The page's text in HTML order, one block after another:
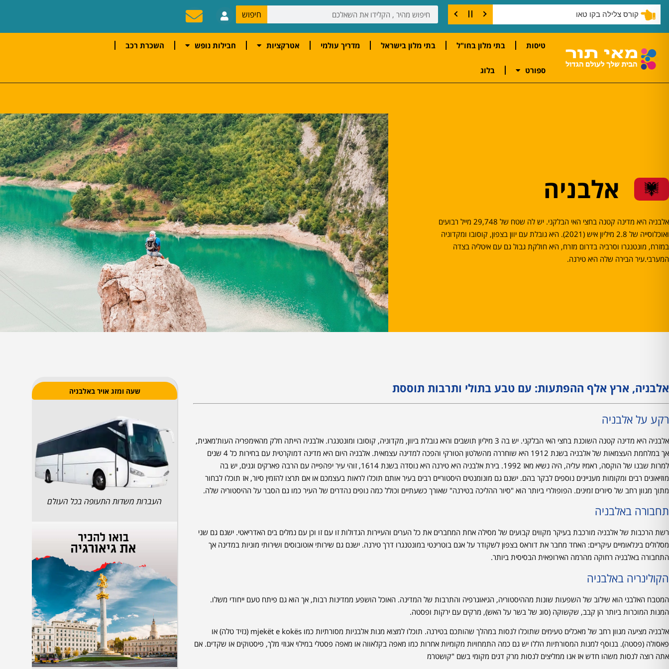
קורס צלילה בקו טאו חיפוש
טיסות בתי מלון בחו"ל בתי מלון בישראל מדריך עולמי אטרקציות חבילות נופש השכרת רכב
ספורט בלוג
אלבניה
אלבניה היא מדינה קטנה בחצי האי הבלקני. יש לה שטח של 29,748 מייל רבועים
ואוכלוסייה של 2.8 מיליון איש (2021). היא גובלת עם יוון בצפון, קוסובו ומקדוניה
במזרח, מונטנגרו וסרביה בדרום מזרח, היא חולקת גבול גם עם איטליה בצדה
המערבי.עיר הבירה שלה היא טירנה.
אלבניה, ארץ אלף ההפתעות: עם טבע בתולי ותרבות תוססת
רקע על אלבניה
אלבניה היא מדינה קטנה השוכנת בחצי האי הבלקני. יש בה 3 מיליון תושבים והיא גובלת ביוון, מקדוניה, קוסובו ומונטנגרו. אלבניה הייתה חלק מהאימפריה העות'מאנית,
אך במלחמת העצמאות של אלבניה בשנת 1912 היא שוחררה מהשלטון הטורקי והפכה למדינה עצמאית. אלבניה היום היא מדינה דמוקרטית עם בחירות כל 4 שנים
למרות שבנו של הוקסה, ראמיז עליה, היה נשיא מאז 1992. בירת אלבניה היא טירנה היא נוסדה בשנת 1614, זוהי עיר יפהפייה עם הרבה פארקים וגנים, יש בה
מוזיאונים רבים ומקומות מעניינים נוספים לבקר בהם. ישנם גם מונומנטים היסטוריים רבים בעיר אותם תוכלו לראות בעצמכם או אם תרצו להזמין סיור, אז תוכלו לבחור
מתוך מגוון רחב של סיורים זמינים. הפופולרי ביותר הוא "סיור ההליכה בטירנה" שאורך כשעתיים וכולל כמה נופים נהדרים של העיר כמו גם הסבר על ההיסטוריה שלה.
תחבורה באלבניה
רשת הרכבות של אלבניה מורכבת בעיקר מקווים קבועים של מסילה אחת המחברים את כל הערים והעיירות הגדולות זו עם זו וכן עם נמלים בים האדריאטי. ישנם גם שני
מסלולים בינלאומיים עיקריים: האחד מחבר את דוראס בצפון לשקודר על אגם בוטרינטי במונטנגרו דרך טירנה. ישנם גם שירותי אוטובוסים ושירותי מוניות במדינה אך
התחבורה באלבניה רחוקה מהרמה האירופאית הבסיסית ביותר.
הקולינריה באלבניה
המטבח האלבני הוא שילוב של השפעות שונות מההיסטוריה, הגיאוגרפיה והתרבות של המדינה. האוכל הושפע ממדינות רבות, אך הוא גם פיתח טעם ייחודי משלו.
המנות המוכרות ביותר הן קבב, שקשוקה (סוג של בשר על האש), מרקים עם ירקות ופסטה.
אלבניה מציעה מגוון רחב של מאכלים טעימים שתוכלו לנסות במהלך שהותכם בטירנה. תוכלו למצוא מנות אלבניות מסורתיות כמו mjekët e kokës (נזיד טלה) או
פאסולה (פסטה). בנוסף למנות המסורתיות הללו יש גם כמה התמחויות מקומיות אחרות כמו מאפה בקלאווה או מאפה פסטלי במילוי אגוזי מלך, פיסטוקים או שקדים. אם
אתה רוצה לנסות משהו חדש אז אנו ממליצים לנסות מרק דגים מקומי בשם "קושטרמ
שעה ומזג אויר באלבניה
העברות משדות התעופה בכל העולם